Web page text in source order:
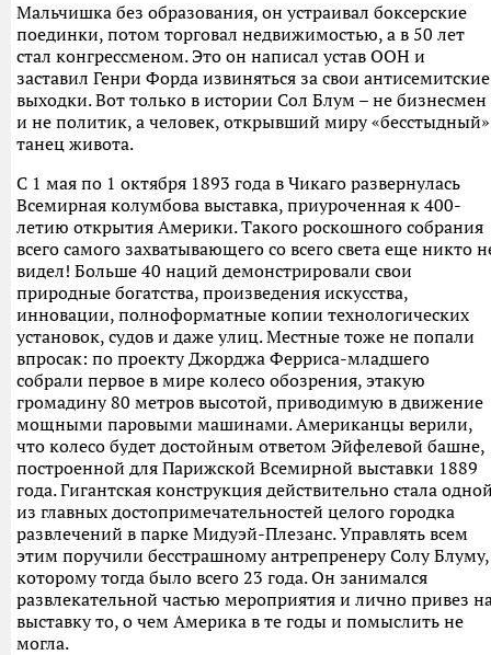
Мальчишка без образования, он устраивал боксерские
поединки, потом торговал недвижимостью, а в 50 лет
стал конгрессменом. Это он написал устав ООН и
заставил Генри Форда извиняться за свои антисемитские
выходки. Вот только в истории Сол Блум – не бизнесмен
и не политик, а человек, открывший миру «бесстыдный»
танец живота.
С 1 мая по 1 октября 1893 года в Чикаго развернулась
Всемирная колумбова выставка, приуроченная к 400-
летию открытия Америки. Такого роскошного собрания
всего самого захватывающего со всего света еще никто
видел! Больше 40 наций демонстрировали свои
природные богатства, произведения искусства,
инновации, полноформатные копии технологических
установок, судов и даже улиц. Местные тоже не попали
впросак: по проекту Джорджа Ферриса-младшего
собрали первое в мире колесо обозрения, этакую
громадину 80 метров высотой, приводимую в движение
мощными паровыми машинами. Американцы верили,
что колесо будет достойным ответом Эйфелевой башне,
построенной для Парижской Всемирной выставки 1889
года. Гигантская конструкция действительно стала
из главных достопримечательностей целого городка
развлечений в парке Мидуэй-Плезанс. Управлять всем
этим поручили бесстрашному антрепренеру Солу Блуму,
которому тогда было всего 23 года. Он занимался
развлекательной частью мероприятия и лично привез
выставку то, о чем Америка в те годы и помыслить не
могла.